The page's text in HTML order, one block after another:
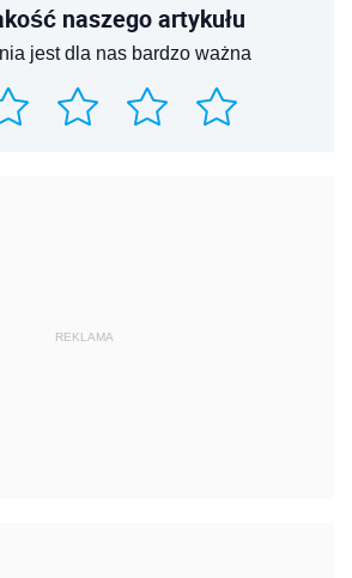
naszego artykułu
jest dla nas bardzo ważna
REKLAMA